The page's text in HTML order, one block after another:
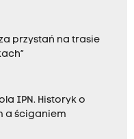
przystań na trasie
IPN. Historyk o
a ściganiem